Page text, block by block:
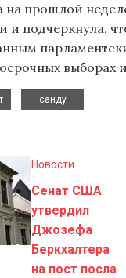
прошлой
подчеркнула,
выборах
санду
Новости
Сенат США
утвердил
Джозефа
Беркхалтера
на пост посла